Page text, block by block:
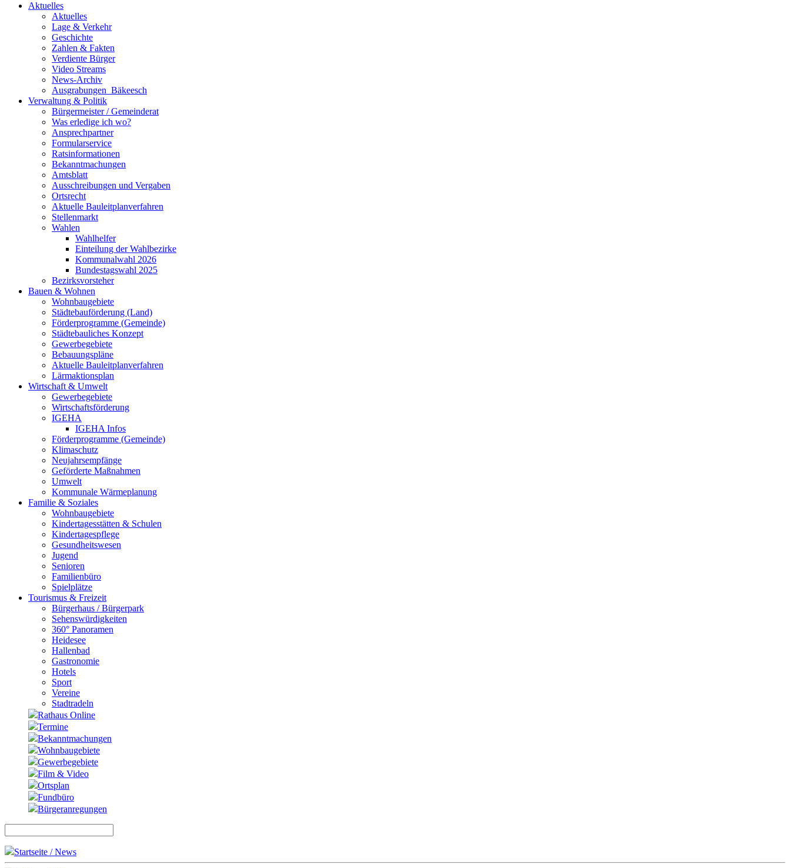
Aktuelles
Aktuelles
Lage & Verkehr
Geschichte
Zahlen & Fakten
Verdiente Bürger
Video Streams
News-Archiv
Ausgrabungen_Bäkeesch
Verwaltung & Politik
Bürgermeister / Gemeinderat
Was erledige ich wo?
Ansprechpartner
Formularservice
Ratsinformationen
Bekanntmachungen
Amtsblatt
Ausschreibungen und Vergaben
Ortsrecht
Aktuelle Bauleitplanverfahren
Stellenmarkt
Wahlen
Wahlhelfer
Einteilung der Wahlbezirke
Kommunalwahl 2026
Bundestagswahl 2025
Bezirksvorsteher
Bauen & Wohnen
Wohnbaugebiete
Städtebauförderung (Land)
Förderprogramme (Gemeinde)
Städtebauliches Konzept
Gewerbegebiete
Bebauungspläne
Aktuelle Bauleitplanverfahren
Lärmaktionsplan
Wirtschaft & Umwelt
Gewerbegebiete
Wirtschaftsförderung
IGEHA
IGEHA Infos
Förderprogramme (Gemeinde)
Klimaschutz
Neujahrsempfänge
Geförderte Maßnahmen
Umwelt
Kommunale Wärmeplanung
Familie & Soziales
Wohnbaugebiete
Kindertagesstätten & Schulen
Kindertagespflege
Gesundheitswesen
Jugend
Senioren
Familienbüro
Spielplätze
Tourismus & Freizeit
Bürgerhaus / Bürgerpark
Sehenswürdigkeiten
360° Panoramen
Heidesee
Hallenbad
Gastronomie
Hotels
Sport
Vereine
Stadtradeln
Rathaus Online
Termine
Bekanntmachungen
Wohnbaugebiete
Gewerbegebiete
Film & Video
Ortsplan
Fundbüro
Bürgeranregungen
Startseite / News